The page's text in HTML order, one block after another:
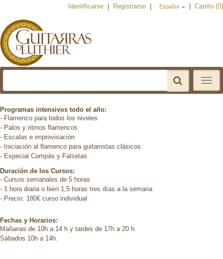
Identificarse Registrarse Español Carrito (0)
Toggle
Programas intensivos todo el año:
- Flamenco para todos los niveles
- Palos y ritmos flamencos
- Escalas e improvisación
- Iniciación al flamenco para guitarristas clásicos
- Especial Compás y Falsetas
Duración de los Cursos:
- Cursos semanales de 5 horas
- 1 hora diaria o bien 1,5 horas tres días a la semana
- Precio: 180€ curso individual
Fechas y Horarios:
Mañanas de 10h a 14 h y tardes de 17h a 20 h.
Sábados 10h a 14h.